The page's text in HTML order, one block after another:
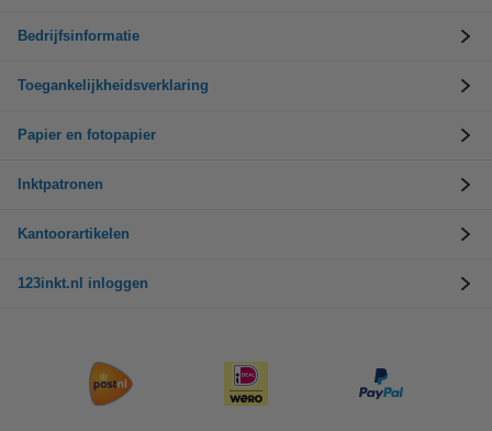
Bedrijfsinformatie
Toegankelijkheidsverklaring
Papier en fotopapier
Inktpatronen
Kantoorartikelen
123inkt.nl inloggen